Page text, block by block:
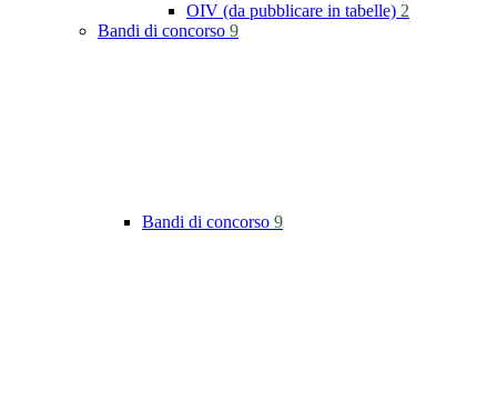
OIV (da pubblicare in tabelle) 2
Bandi di concorso 9
Bandi di concorso 9